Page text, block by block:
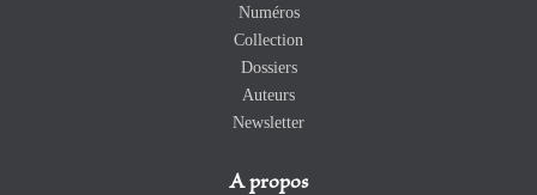
Numéros
Collection
Dossiers
Auteurs
Newsletter
A propos